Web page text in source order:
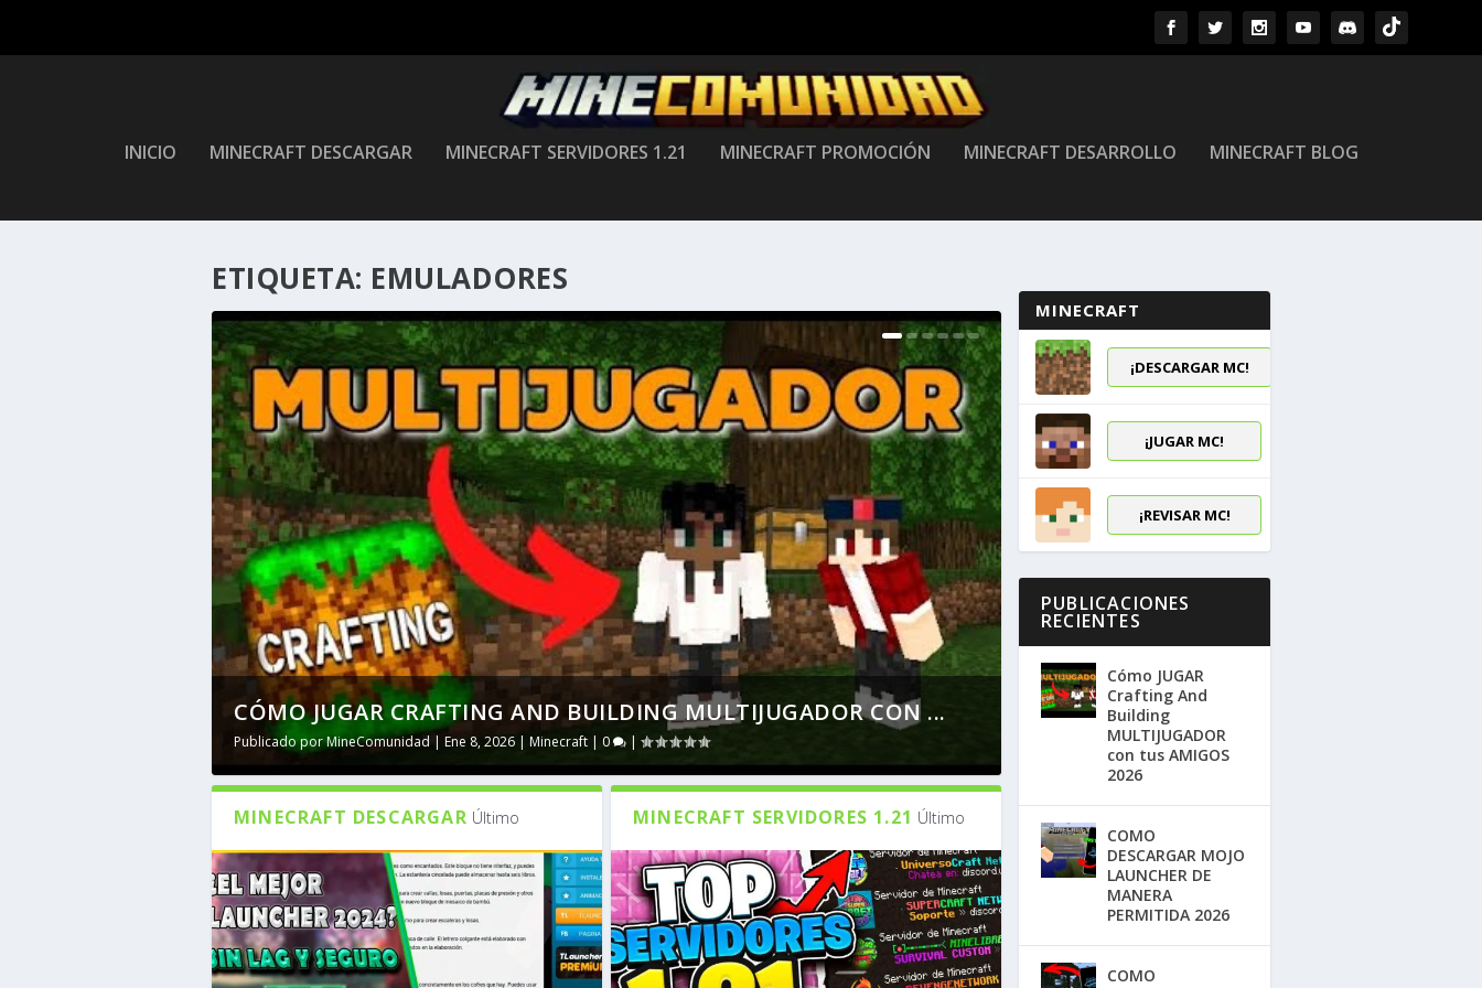
INICIO MINECRAFT DESCARGAR MINECRAFT SERVIDORES 1.21 MINECRAFT PROMOCIÓN MINECRAFT DESARROLLO MINECRAFT BLOG
ETIQUETA: EMULADORES
CÓMO JUGAR CRAFTING AND BUILDING MULTIJUGADOR CON ...
Publicado porMineComunidad | Ene 8, 2026 | Minecraft | 0 |
MINECRAFT DESCARGAR Último MINECRAFT SERVIDORES 1.21 Último
MINECRAFT
¡DESCARGAR MC!
¡JUGAR MC!
¡REVISAR MC!
PUBLICACIONES
RECIENTES
Cómo JUGAR
Crafting And
Building
MULTIJUGADOR
con tus AMIGOS
2026
COMO
DESCARGAR MOJO
LAUNCHER DE
MANERA
PERMITIDA 2026
COMO